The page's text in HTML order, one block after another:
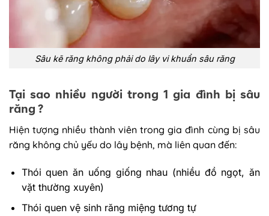
Sâu kẽ răng không phải do lây vi khuẩn sâu răng
Tại sao nhiều người trong 1 gia đình bị sâu
răng ?
Hiện tượng nhiều thành viên trong gia đình cùng bị sâu
răng không chủ yếu do lây bệnh, mà liên quan đến:
Thói quen ăn uống giống nhau (nhiều đồ ngọt, ăn
vặt thường xuyên)
Thói quen vệ sinh răng miệng tương tự